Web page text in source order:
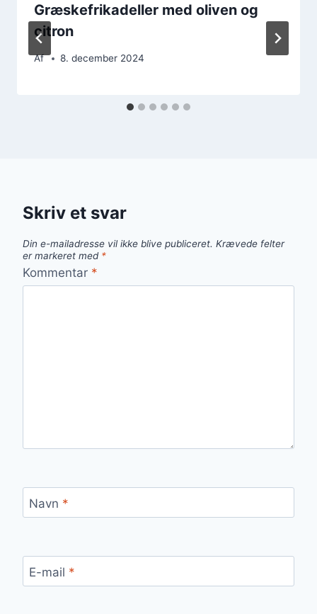
Græskefrikadeller med oliven og
citron
Af 8. december 2024
Skriv et svar
Din e-mailadresse vil ikke blive publiceret. Krævede felter
er markeret med *
Kommentar *
Navn *
E-mail *